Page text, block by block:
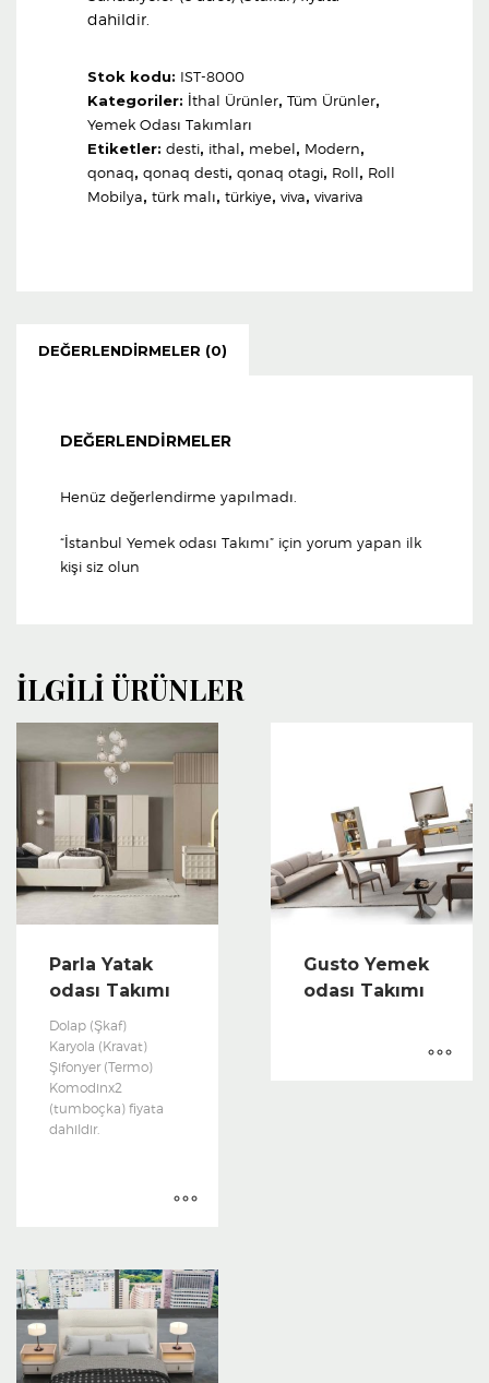
dahildir.
Stok kodu: IST-8000
Kategoriler: İthal Ürünler, Tüm Ürünler,
Yemek Odası Takımları
Etiketler: desti, ithal, mebel, Modern,
qonaq, qonaq desti, qonaq otagi, Roll, Roll
Mobilya, türk malı, türkiye, viva, vivariva
DEĞERLENDIRMELER (0)
DEĞERLENDIRMELER
Henüz değerlendirme yapılmadı.
“İstanbul Yemek odası Takımı” için yorum yapan ilk
kişi siz olun
İLGILI ÜRÜNLER
Parla Yatak
odası Takımı
Dolap (Şkaf)
Karyola (Kravat)
Şifonyer (Termo)
Komodinx2
(tumboçka) fiyata
dahildir.
Gusto Yemek
odası Takımı